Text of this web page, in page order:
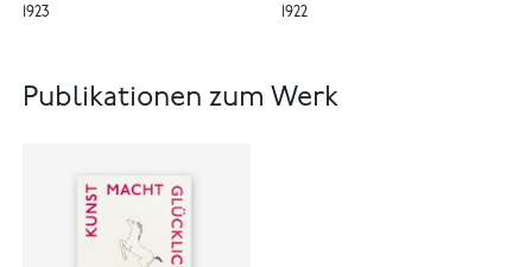
1923
1922
Publikationen zum Werk